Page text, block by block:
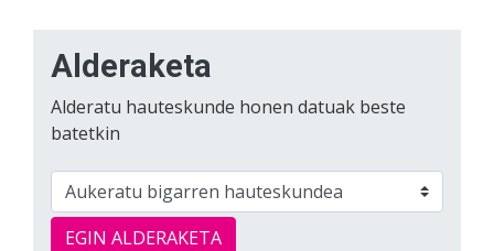
Alderaketa
Alderatu hauteskunde honen datuak beste
batetkin
EGIN ALDERAKETA